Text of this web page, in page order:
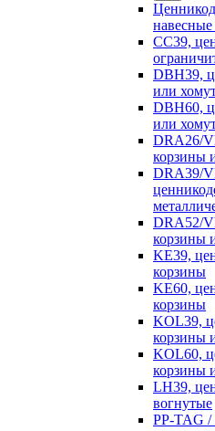
CC39,
DBH39,
или
DBH60,
или
DRA26/
корзины
DRA39/
DRA52/
корзины
KE39,
корзины
KE60,
корзины
KOL39,
корзины
KOL60,
корзины
LH39,
вогнутые
PP-TAG